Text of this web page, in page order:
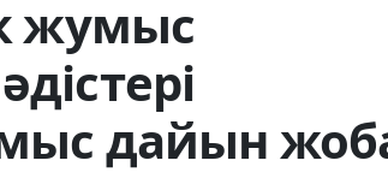
жумыс
дайын